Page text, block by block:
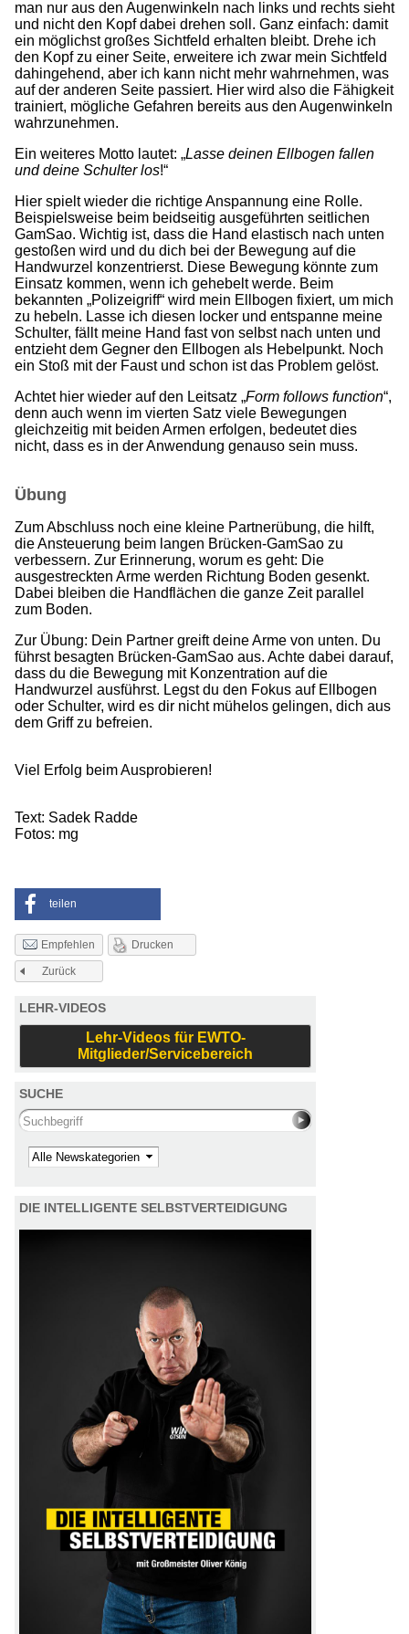
man nur aus den Augenwinkeln nach links und rechts sieht
und nicht den Kopf dabei drehen soll. Ganz einfach: damit
ein möglichst großes Sichtfeld erhalten bleibt. Drehe ich
den Kopf zu einer Seite, erweitere ich zwar mein Sichtfeld
dahingehend, aber ich kann nicht mehr wahrnehmen, was
auf der anderen Seite passiert. Hier wird also die Fähigkeit
trainiert, mögliche Gefahren bereits aus den Augenwinkeln
wahrzunehmen.
Ein weiteres Motto lautet: „Lasse deinen Ellbogen fallen
und deine Schulter los!“
Hier spielt wieder die richtige Anspannung eine Rolle.
Beispielsweise beim beidseitig ausgeführten seitlichen
GamSao. Wichtig ist, dass die Hand elastisch nach unten
gestoßen wird und du dich bei der Bewegung auf die
Handwurzel konzentrierst. Diese Bewegung könnte zum
Einsatz kommen, wenn ich gehebelt werde. Beim
bekannten „Polizeigriff“ wird mein Ellbogen fixiert, um mich
zu hebeln. Lasse ich diesen locker und entspanne meine
Schulter, fällt meine Hand fast von selbst nach unten und
entzieht dem Gegner den Ellbogen als Hebelpunkt. Noch
ein Stoß mit der Faust und schon ist das Problem gelöst.
Achtet hier wieder auf den Leitsatz „Form follows function“,
denn auch wenn im vierten Satz viele Bewegungen
gleichzeitig mit beiden Armen erfolgen, bedeutet dies
nicht, dass es in der Anwendung genauso sein muss.
Übung
Zum Abschluss noch eine kleine Partnerübung, die hilft,
die Ansteuerung beim langen Brücken-GamSao zu
verbessern. Zur Erinnerung, worum es geht: Die
ausgestreckten Arme werden Richtung Boden gesenkt.
Dabei bleiben die Handflächen die ganze Zeit parallel
zum Boden.
Zur Übung: Dein Partner greift deine Arme von unten. Du
führst besagten Brücken-GamSao aus. Achte dabei darauf,
dass du die Bewegung mit Konzentration auf die
Handwurzel ausführst. Legst du den Fokus auf Ellbogen
oder Schulter, wird es dir nicht mühelos gelingen, dich aus
dem Griff zu befreien.
Viel Erfolg beim Ausprobieren!
Text: Sadek Radde
Fotos: mg
teilen
Empfehlen Drucken
Zurück
LEHR-VIDEOS
Lehr-Videos für EWTO-
Mitglieder/Servicebereich
SUCHE
Search this site
Kategorie
DIE INTELLIGENTE SELBSTVERTEIDIGUNG